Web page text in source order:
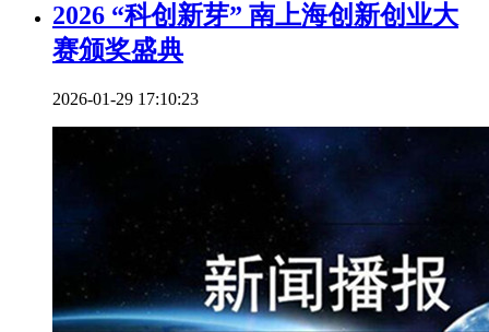
2026 “科创新芽” 南上海创新创业大
赛颁奖盛典
2026-01-29 17:10:23